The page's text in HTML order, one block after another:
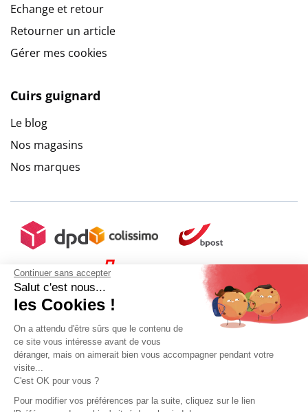
Continuer sans accepter
Salut c'est nous...
les Cookies !
On a attendu d'être sûrs que le contenu de
ce site vous intéresse avant de vous
déranger, mais on aimerait bien vous accompagner pendant votre
visite...
C'est OK pour vous ?
Pour modifier vos préférences par la suite, cliquez sur le lien
Echange et retour
Retourner un article
Gérer mes cookies
Cuirs guignard
Le blog
Nos magasins
Nos marques